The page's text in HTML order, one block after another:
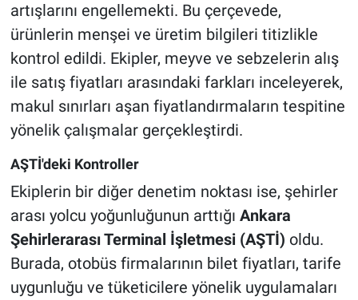
artışlarını engellemekti. Bu çerçevede,
ürünlerin menşei ve üretim bilgileri titizlikle
kontrol edildi. Ekipler, meyve ve sebzelerin alış
ile satış fiyatları arasındaki farkları inceleyerek,
makul sınırları aşan fiyatlandırmaların tespitine
yönelik çalışmalar gerçekleştirdi.
AŞTİ'deki Kontroller
Ekiplerin bir diğer denetim noktası ise, şehirler
arası yolcu yoğunluğunun arttığı Ankara
Şehirlerarası Terminal İşletmesi (AŞTİ) oldu.
Burada, otobüs firmalarının bilet fiyatları, tarife
uygunluğu ve tüketicilere yönelik uygulamaları